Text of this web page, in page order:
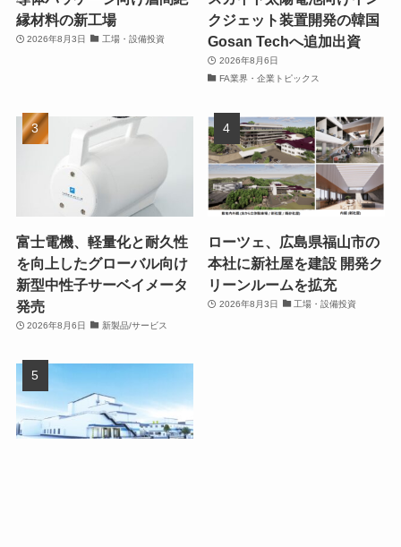
縁材料の新工場
2026年8月3日 工場・設備投資
クジェット装置開発の韓国
Gosan Techへ追加出資
2026年8月6日
FA業界・企業トピックス
富士電機、軽量化と耐久性
を向上したグローバル向け
新型中性子サーベイメータ
発売
2026年8月6日 新製品/サービス
ローツェ、広島県福山市の
本社に新社屋を建設 開発ク
リーンルームを拡充
2026年8月3日 工場・設備投資